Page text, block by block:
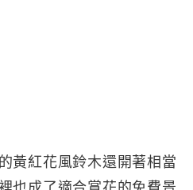
黃紅花風鈴木還開著相當